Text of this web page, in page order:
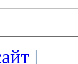
|